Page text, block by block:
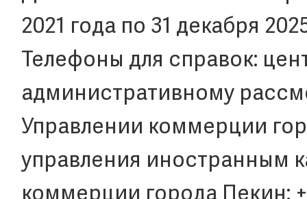
2021 года по 31 декабря
Телефоны для справок:
административному
Управлении коммерции
управления иностранным